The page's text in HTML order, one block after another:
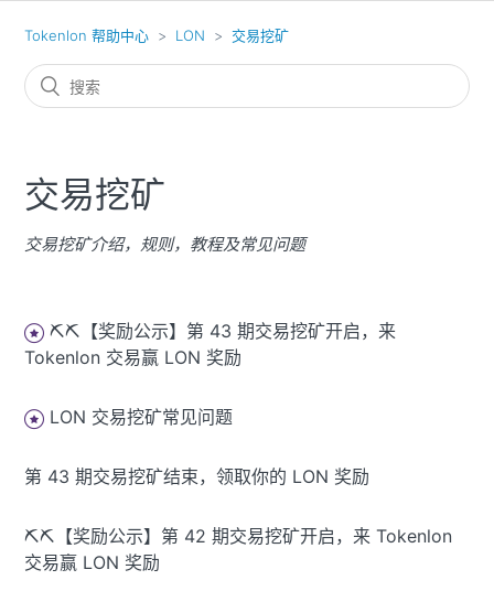
Tokenlon 帮助中心 LON 交易挖矿
交易挖矿
交易挖矿介绍，规则，教程及常见问题
⛏️⛏️【奖励公示】第 43 期交易挖矿开启，来
Tokenlon 交易赢 LON 奖励
LON 交易挖矿常见问题
第 43 期交易挖矿结束，领取你的 LON 奖励
⛏️⛏️【奖励公示】第 42 期交易挖矿开启，来 Tokenlon
交易赢 LON 奖励